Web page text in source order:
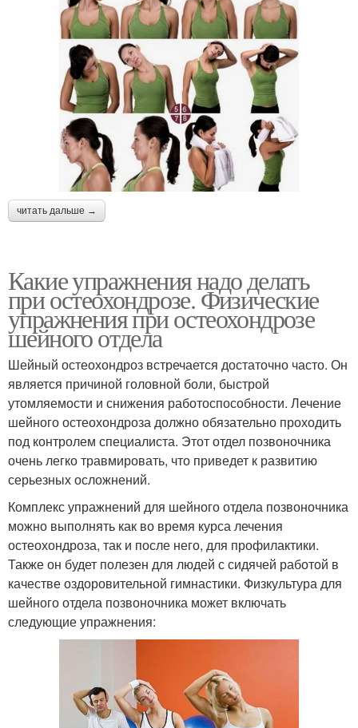
читать дальше →
Какие упражнения надо делать
при остеохондрозе. Физические
упражнения при остеохондрозе
шейного отдела
Шейный остеохондроз встречается достаточно часто. Он
является причиной головной боли, быстрой
утомляемости и снижения работоспособности. Лечение
шейного остеохондроза должно обязательно проходить
под контролем специалиста. Этот отдел позвоночника
очень легко травмировать, что приведет к развитию
серьезных осложнений.
Комплекс упражнений для шейного отдела позвоночника
можно выполнять как во время курса лечения
остеохондроза, так и после него, для профилактики.
Также он будет полезен для людей с сидячей работой в
качестве оздоровительной гимнастики. Физкультура для
шейного отдела позвоночника может включать
следующие упражнения: